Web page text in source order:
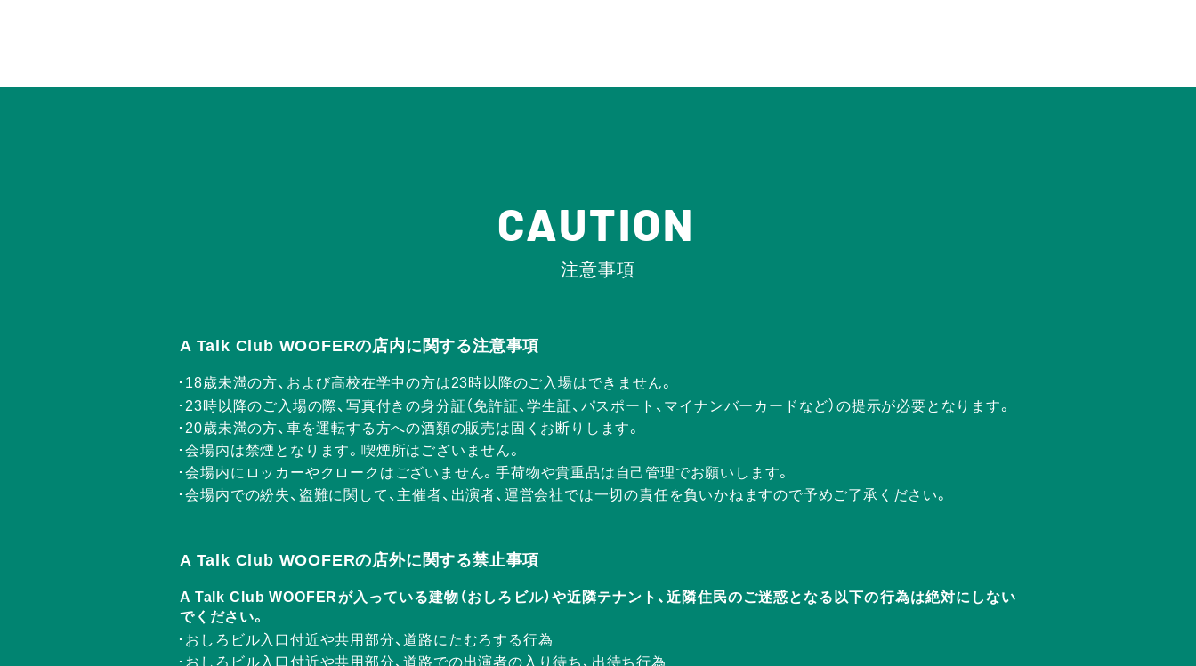
CAUTION
注意事項
A Talk Club WOOFERの店内に関する注意事項
18歳未満の方、および高校在学中の方は23時以降のご入場はできません。
23時以降のご入場の際、写真付きの身分証（免許証、学生証、パスポート、マイナンバーカードなど）の提示が必要となります。
20歳未満の方、車を運転する方への酒類の販売は固くお断りします。
会場内は禁煙となります。喫煙所はございません。
会場内にロッカーやクロークはございません。手荷物や貴重品は自己管理でお願いします。
会場内での紛失、盗難に関して、主催者、出演者、運営会社では一切の責任を負いかねますので予めご了承ください。
A Talk Club WOOFERの店外に関する禁止事項
A Talk Club WOOFERが入っている建物（おしろビル）や近隣テナント、近隣住民のご迷惑となる以下の行為は絶対にしない
でください。
おしろビル入口付近や共用部分、道路にたむろする行為
おしろビル入口付近や共用部分、道路での出演者の入り待ち、出待ち行為